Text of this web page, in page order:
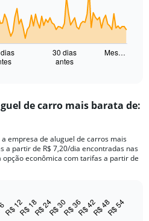
30 dias
antes
Mes…
de carro mais barata de:
empresa de aluguel de carros mais
a partir de R$ 7,20/dia encontradas nas
opção econômica com tarifas a partir de
R$ 12 R$ 24 R$ 36 R$ 48
R$ 18 R$ 30 R$ 42 R$ 54